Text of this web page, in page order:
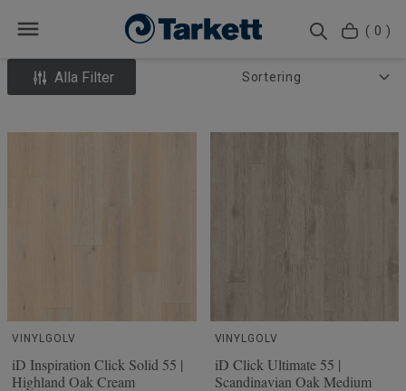
( 0 )
Alla Filter
VINYLGOLV
iD Inspiration Click Solid 55 |
Highland Oak Cream
VINYLGOLV
iD Click Ultimate 55 |
Scandinavian Oak Medium